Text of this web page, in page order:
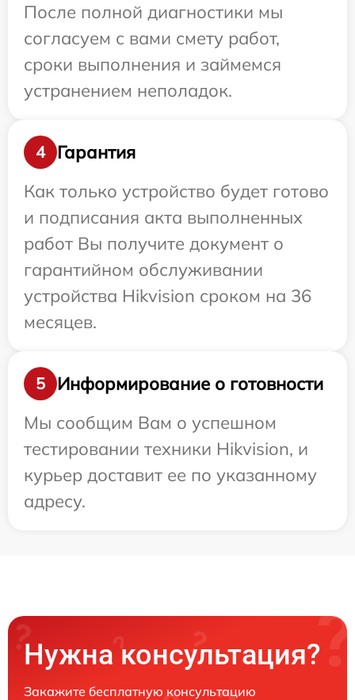
После полной диагностики мы
согласуем с вами смету работ,
сроки выполнения и займемся
устранением неполадок.
4
Гарантия
Как только устройство будет готово
и подписания акта выполненных
работ Вы получите документ о
гарантийном обслуживании
устройства Hikvision сроком на 36
месяцев.
5
Информирование о готовности
Мы сообщим Вам о успешном
тестировании техники Hikvision, и
курьер доставит ее по указанному
адресу.
Нужна консультация?
Закажите бесплатную консультацию